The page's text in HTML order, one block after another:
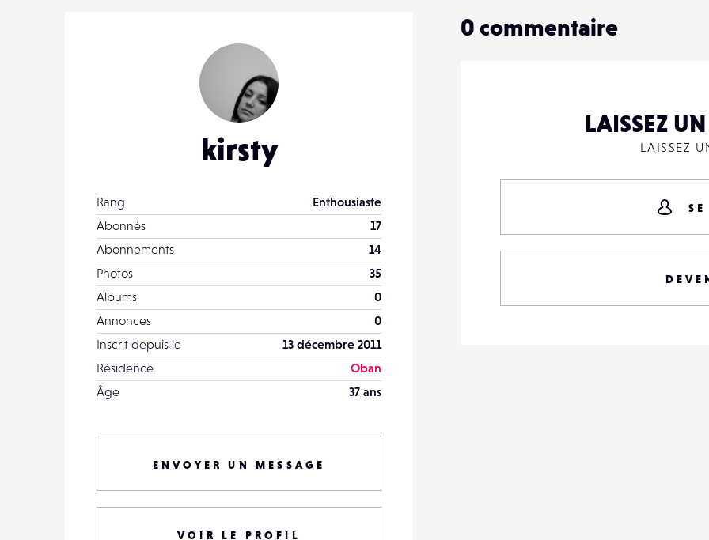
kirsty
Rang
Enthousiaste
Abonnés
17
Abonnements
14
Photos
35
Albums
0
Annonces
0
Inscrit depuis le
13 décembre 2011
Résidence
Oban
Âge
37 ans
ENVOYER UN MESSAGE
VOIR LE PROFIL
0 commentaire
LAISSEZ
LAISSEZ